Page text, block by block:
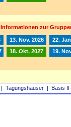
| Tagungshäuser | Basis
Informationen zur
13. Nov. 2026
22.
18. Okt. 2027 19.